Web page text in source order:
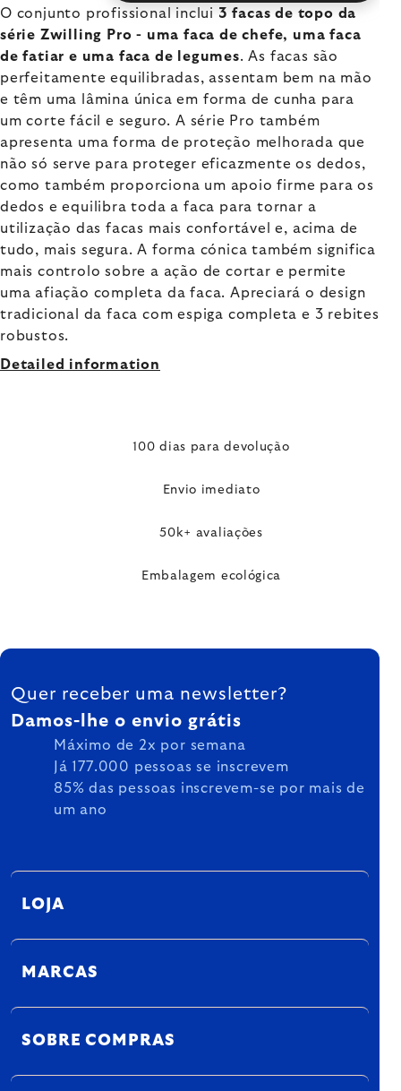
O conjunto profissional inclui 3 facas de topo da
série Zwilling Pro - uma faca de chefe, uma faca
de fatiar e uma faca de legumes. As facas são
perfeitamente equilibradas, assentam bem na mão
e têm uma lâmina única em forma de cunha para
um corte fácil e seguro. A série Pro também
apresenta uma forma de proteção melhorada que
não só serve para proteger eficazmente os dedos,
como também proporciona um apoio firme para os
dedos e equilibra toda a faca para tornar a
utilização das facas mais confortável e, acima de
tudo, mais segura. A forma cónica também significa
mais controlo sobre a ação de cortar e permite
uma afiação completa da faca. Apreciará o design
tradicional da faca com espiga completa e 3 rebites
robustos.
Detailed information
100 dias para devolução
Envio imediato
50k+ avaliações
Embalagem ecológica
FOOTER
Quer receber uma newsletter?
Damos-lhe o envio grátis
Máximo de 2x por semana
Já 177.000 pessoas se inscrevem
85% das pessoas inscrevem-se por mais de
um ano
LOJA
MARCAS
SOBRE COMPRAS